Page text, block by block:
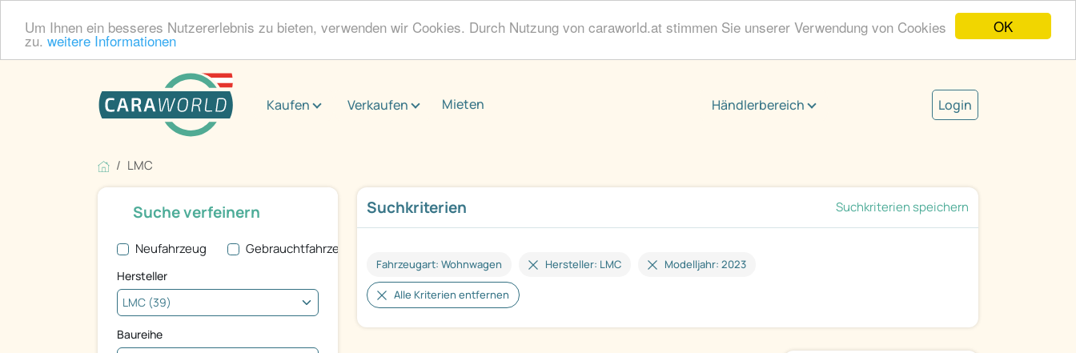
OK
Um Ihnen ein besseres Nutzererlebnis zu bieten, verwenden wir Cookies. Durch Nutzung von caraworld.at stimmen Sie unserer Verwendung von Cookies
zu. weitere Informationen
Kaufen Verkaufen Mieten Händlerbereich Login
LMC
Suchkriterien Suchkriterien speichern
Fahrzeugart: Wohnwagen Hersteller: LMC Modelljahr: 2023
Alle Kriterien entfernen
Suche verfeinern
Neufahrzeug Gebrauchtfahrzeug
Hersteller
Baureihe